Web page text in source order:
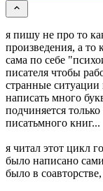
я пишу не про то
произведения, а то
сама по себе
писателя чтобы
странные ситуации
написать много
подчиняется
писатьмного книг...
я читал этот цикл
было написано
было в